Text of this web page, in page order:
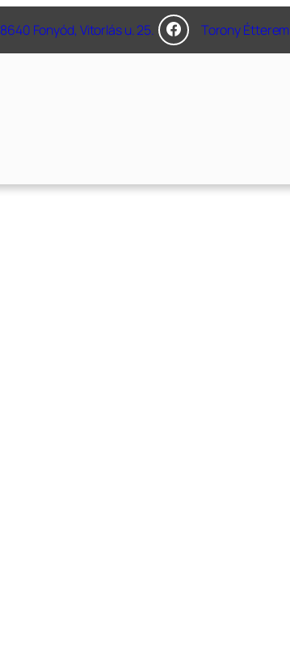
8640 Fonyód, Vitorlás u. 25. Torony Étterem